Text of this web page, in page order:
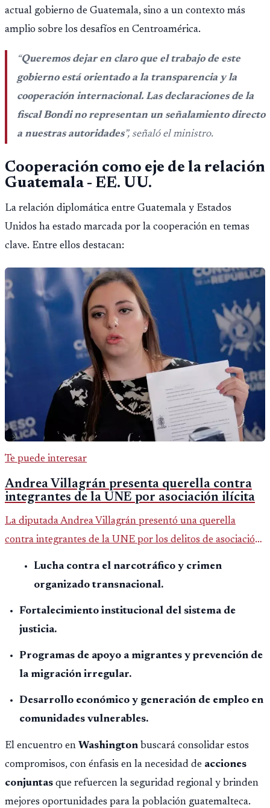
actual gobierno de Guatemala, sino a un contexto más
amplio sobre los desafíos en Centroamérica.
“Queremos dejar en claro que el trabajo de este
gobierno está orientado a la transparencia y la
cooperación internacional. Las declaraciones de la
fiscal Bondi no representan un señalamiento directo
a nuestras autoridades”, señaló el ministro.
Cooperación como eje de la relación
Guatemala - EE. UU.
La relación diplomática entre Guatemala y Estados
Unidos ha estado marcada por la cooperación en temas
clave. Entre ellos destacan:
Te puede interesar
Andrea Villagrán presenta querella contra
integrantes de la UNE por asociación ilícita
La diputada Andrea Villagrán presentó una querella
contra integrantes de la UNE por los delitos de asociación
ilícita, terrorismo y sedición.
Lucha contra el narcotráfico y crimen
organizado transnacional.
Fortalecimiento institucional del sistema de
justicia.
Programas de apoyo a migrantes y prevención de
la migración irregular.
Desarrollo económico y generación de empleo en
comunidades vulnerables.
El encuentro en Washington buscará consolidar estos
compromisos, con énfasis en la necesidad de acciones
conjuntas que refuercen la seguridad regional y brinden
mejores oportunidades para la población guatemalteca.